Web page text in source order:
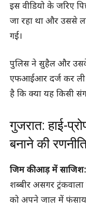
इस वीडियो के जरिए
जा रहा था और उससे
गई।
पुलिस ने सुहैल और
एफआईआर दर्ज कर ली
है कि क्या यह किसी
गुजरात: हाई-
बनाने की
जिम की आड़ में साजिश:
शब्बीर असगर
को अपने जाल में